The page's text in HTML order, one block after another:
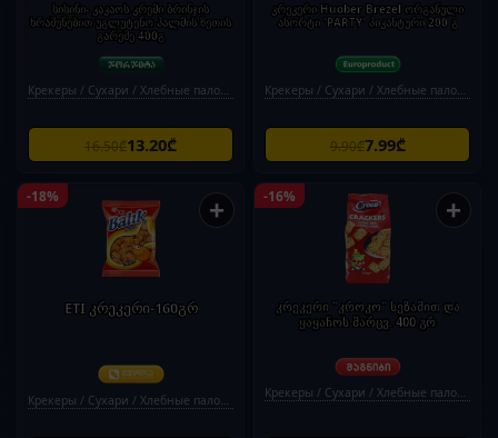
სისინი- კაკაოს კრემი ბრინჯის
ხრაშუნებით უგლუტენო პალმის ზეთის
გარეშე 400გ
Крекеры / Сухари / Хлебные палочки
16.50₾13.20₾
კრეკერი Huober Brezel ორგანული
ასორტი 'PARTY' პიკანტური 200 გ
Крекеры / Сухари / Хлебные палочки
9.90₾7.99₾
-18% +
ETI კრეკერი-160გრ
Крекеры / Сухари / Хлебные палочки
-16% +
კრეკერი "კროკო" სეზამით და
ყაყაჩოს მარცვ. 400 გრ
Крекеры / Сухари / Хлебные палочки